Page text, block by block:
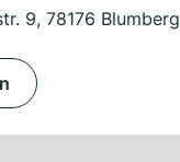
9, 78176 Blumberg